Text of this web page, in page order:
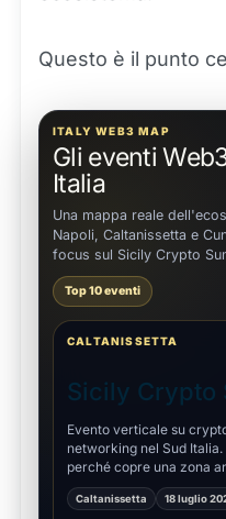
Questo è il punto
ITALY WEB3 MAP
Gli eventi
Italia
Una mappa reale
Napoli, Caltanissetta e
focus sul Sicily Crypto
Top 10 eventi
CALTANISSETTA
Sicily Crypto
Evento verticale su
networking nel Sud
perché copre una zona
eventi nazionali.
Caltanissetta 18 luglio